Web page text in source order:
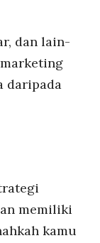
dan lain-
daripada
memiliki
kamu